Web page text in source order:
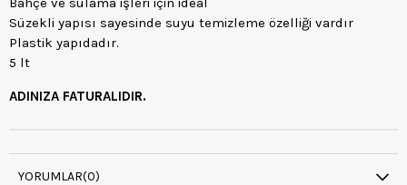
Süzekli yapısı sayesinde suyu temizleme özelliği vardır
Plastik yapıdadır.
5 lt
ADINIZA FATURALIDIR.
YORUMLAR(0)